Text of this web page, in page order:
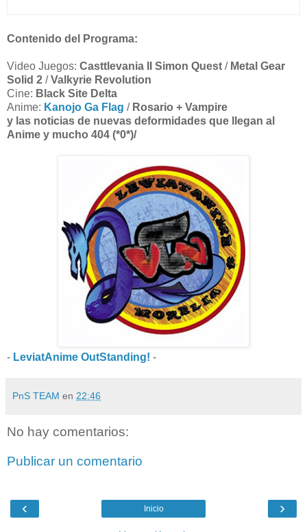
Contenido del Programa:
Video Juegos: Casttlevania II Simon Quest / Metal Gear
Solid 2 /Valkyrie Revolution
Cine: Black Site Delta
Anime: Kanojo Ga Flag / Rosario + Vampire
y las noticias de nuevas deformidades que llegan al
Anime y mucho 404 (*0*)/
- LeviatAnime OutStanding! -
PnS TEAM en 22:46
No hay comentarios:
Publicar un comentario
‹ ›
Inicio